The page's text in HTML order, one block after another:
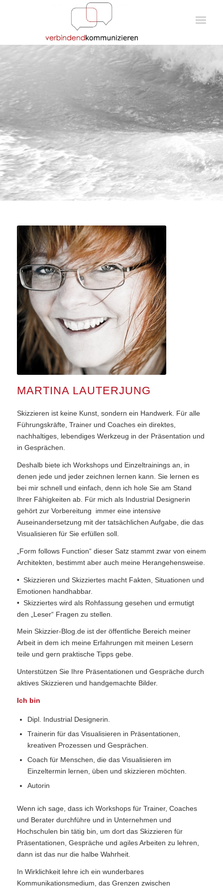
MARTINA LAUTERJUNG
Skizzieren ist keine Kunst, sondern ein Handwerk. Für alle
Führungskräfte, Trainer und Coaches ein direktes,
nachhaltiges, lebendiges Werkzeug in der Präsentation und
in Gesprächen.
Deshalb biete ich Workshops und Einzeltrainings an, in
denen jede und jeder zeichnen lernen kann. Sie lernen es
bei mir schnell und einfach, denn ich hole Sie am Stand
Ihrer Fähigkeiten ab. Für mich als Industrial Designerin
gehört zur Vorbereitung immer eine intensive
Auseinandersetzung mit der tatsächlichen Aufgabe, die das
Visualisieren für Sie erfüllen soll.
„Form follows Function“ dieser Satz stammt zwar von einem
Architekten, bestimmt aber auch meine Herangehensweise.
• Skizzieren und Skizziertes macht Fakten, Situationen und
Emotionen handhabbar.
• Skizziertes wird als Rohfassung gesehen und ermutigt
den „Leser“ Fragen zu stellen.
Mein Skizzier-Blog.de ist der öffentliche Bereich meiner
Arbeit in dem ich meine Erfahrungen mit meinen Lesern
teile und gern praktische Tipps gebe.
Unterstützen Sie Ihre Präsentationen und Gespräche durch
aktives Skizzieren und handgemachte Bilder.
Ich bin
Dipl. Industrial Designerin.
Trainerin für das Visualisieren in Präsentationen,
kreativen Prozessen und Gesprächen.
Coach für Menschen, die das Visualisieren im
Einzeltermin lernen, üben und skizzieren möchten.
Autorin
Wenn ich sage, dass ich Workshops für Trainer, Coaches
und Berater durchführe und in Unternehmen und
Hochschulen bin tätig bin, um dort das Skizzieren für
Präsentationen, Gespräche und agiles Arbeiten zu lehren,
dann ist das nur die halbe Wahrheit.
In Wirklichkeit lehre ich ein wunderbares
Kommunikationsmedium, das Grenzen zwischen